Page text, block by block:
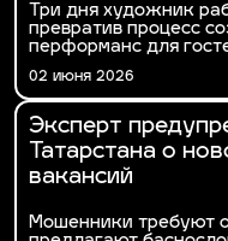
Три дня художник
превратив процесс
перформанс для
02 июня 2026
Эксперт
Татарстана о
вакансий
Мошенники требуют